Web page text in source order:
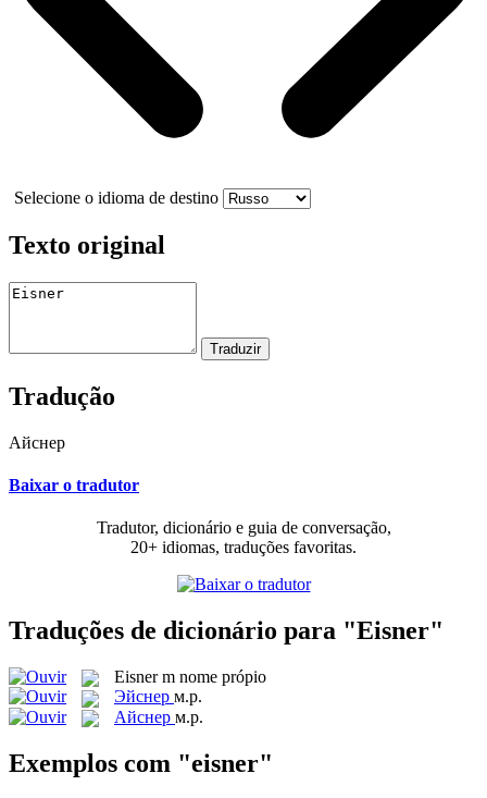
Selecione o idioma de destino
Texto original
Tradução
Айснер
Baixar o tradutor
Tradutor, dicionário e guia de conversação,
20+ idiomas, traduções favoritas.
Traduções de dicionário para "Eisner"
Eisner m nome própio
Эйснер м.р.
Айснер м.р.
Exemplos com "eisner"